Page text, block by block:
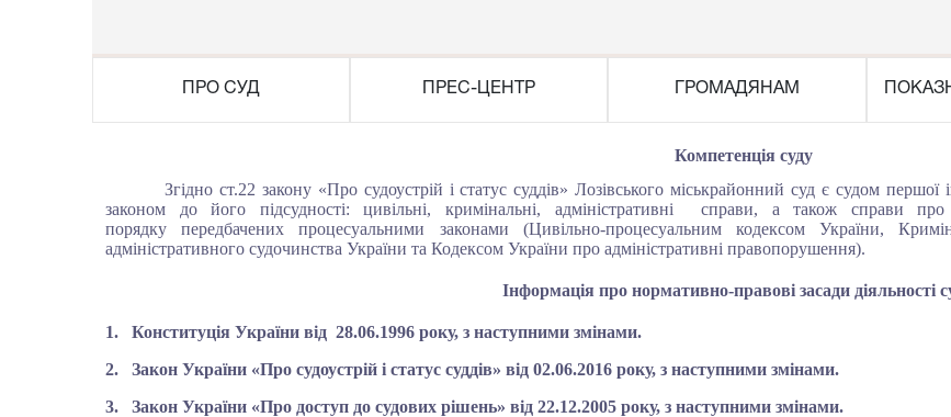
ПРО СУД ПРЕС-ЦЕНТР ГРОМАДЯНАМ
Компетенція суду
Згідно ст.22 закону «Про судоустрій і статус суддів» Лозівського міськрайонний суд є судом першої
законом до його підсудності:
цивільні, кримінальні, адміністративні справи, а також справи про
порядку
передбачених процесуальними
законами (Цивільно-процесуальним кодексом України,
адміністративного судочинства України та Кодексом України про адміністративні правопорушення).
Інформація про нормативно-правові засади діяльності
1. Конституція України від 28.06.1996 року, з наступними змінами.
2. Закон України «Про судоустрій і статус суддів» від 02.06.2016 року, з наступними змінами.
3. Закон України «Про доступ до судових рішень» від 22.12.2005 року, з наступними змінами.